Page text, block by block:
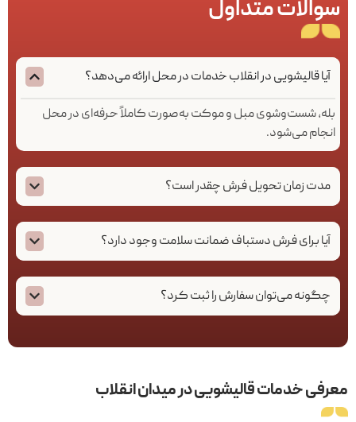
سوالات متداول
آیا قالیشویی در انقلاب خدمات در محل ارائه می‌دهد؟
بله، شست‌وشوی مبل و موکت به‌صورت کاملاً حرفه‌ای در محل
انجام می‌شود.
مدت زمان تحویل فرش چقدر است؟
آیا برای فرش دستباف ضمانت سلامت وجود دارد؟
چگونه می‌توان سفارش را ثبت کرد؟
معرفی خدمات قالیشویی در میدان انقلاب